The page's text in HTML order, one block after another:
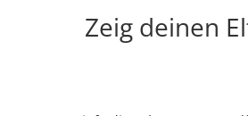
Zeig deinen